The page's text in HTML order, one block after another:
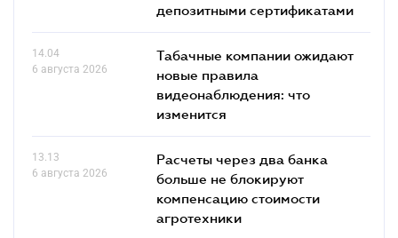
депозитными сертификатами
14.04
6 августа 2026
Табачные компании ожидают
новые правила
видеонаблюдения: что
изменится
13.13
6 августа 2026
Расчеты через два банка
больше не блокируют
компенсацию стоимости
агротехники